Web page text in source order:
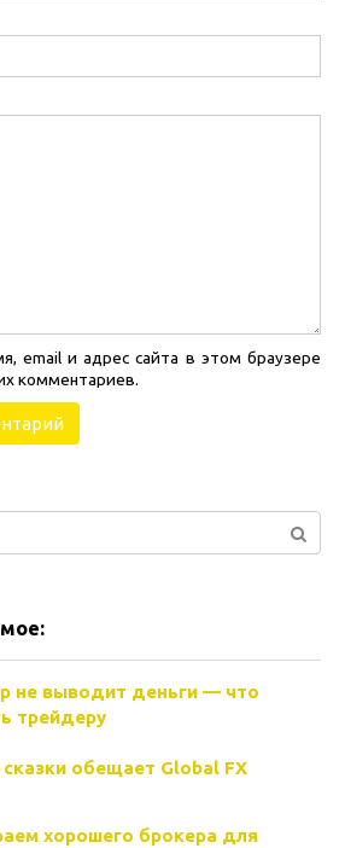
email и адрес сайта в этом браузере
комментариев.
не выводит деньги — что
трейдеру
сказки обещает Global FX
хорошего брокера для